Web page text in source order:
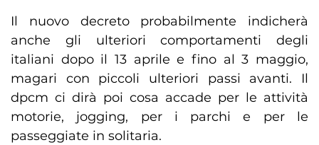
Il nuovo decreto probabilmente indicherà
anche gli ulteriori comportamenti degli
italiani dopo il 13 aprile e fino al 3 maggio,
magari con piccoli ulteriori passi avanti. Il
dpcm ci dirà poi cosa accade per le attività
motorie, jogging, per i parchi e per le
passeggiate in solitaria.